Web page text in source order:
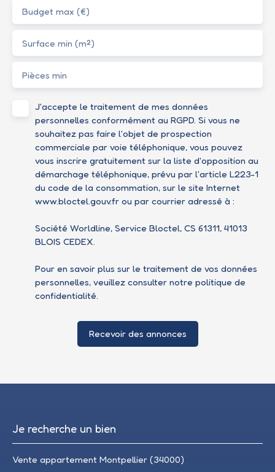
Budget max (€)
Surface min (m²)
Pièces min
J'accepte le traitement de mes données
personnelles conformément au RGPD. Si vous ne
souhaitez pas faire l'objet de prospection
commerciale par voie téléphonique, vous pouvez
vous inscrire gratuitement sur la liste d'opposition au
démarchage téléphonique, prévu par l'article L223-1
du code de la consommation, sur le site Internet
www.bloctel.gouv.fr ou par courrier adressé à :
Société Worldline, Service Bloctel, CS 61311, 41013
BLOIS CEDEX.
Pour en savoir plus sur le traitement de vos données
personnelles, veuillez consulter notre politique de
confidentialité.
Recevoir des annonces
Je recherche un bien
Vente appartement Montpellier (34000)